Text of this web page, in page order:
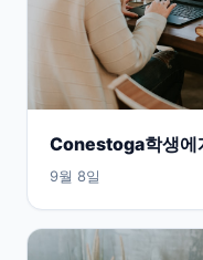
Conestoga학생에
9월 8일